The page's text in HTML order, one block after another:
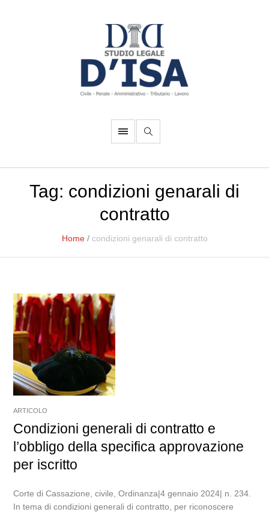
Tag: condizioni genarali di
contratto
Home / condizioni genarali di contratto
ARTICOLO
Condizioni generali di contratto e
l’obbligo della specifica approvazione
per iscritto
Corte di Cassazione, civile, Ordinanza|4 gennaio 2024| n. 234.
In tema di condizioni generali di contratto, per riconoscere